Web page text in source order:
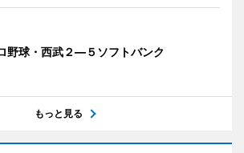
野球・西武２―５ソフトバンク
もっと見る